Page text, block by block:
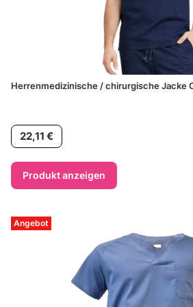
Herrenmedizinische / chirurgische Jacke
Preis
22,11 €
Produkt anzeigen
Angebot